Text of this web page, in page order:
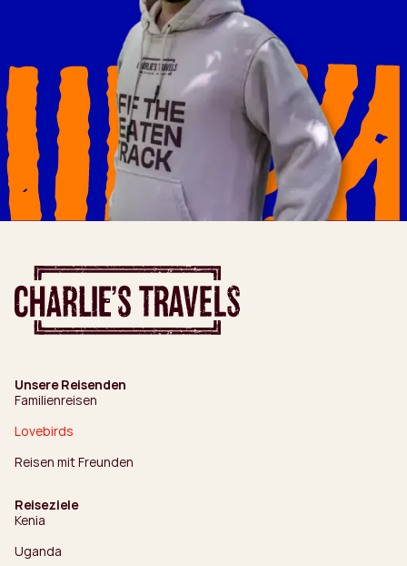
Unsere Reisenden
Familienreisen
Lovebirds
Reisen mit Freunden
Reiseziele
Kenia
Uganda